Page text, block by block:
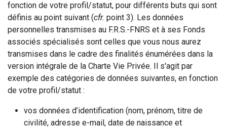
fonction de votre profil/statut, pour différents buts qui sont
définis au point suivant (cfr. point 3). Les données
personnelles transmises au F.R.S.-FNRS et à ses Fonds
associés spécialisés sont celles que vous nous aurez
transmises dans le cadre des finalités énumérées dans la
version intégrale de la Charte Vie Privée. Il s'agit par
exemple des catégories de données suivantes, en fonction
de votre profil/statut :
vos données d’identification (nom, prénom, titre de
civilité, adresse e-mail, date de naissance et